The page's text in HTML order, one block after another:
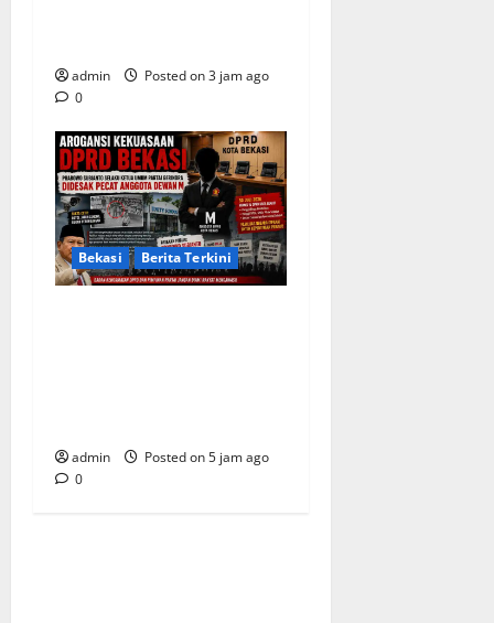
admin
Posted on 3 jam ago
0
Bekasi Berita Terkini
admin
Posted on 5 jam ago
0